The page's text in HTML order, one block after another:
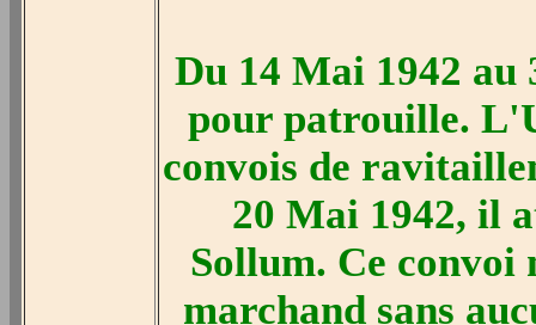
Du 14 Mai 1942 au
pour patrouille.
convois de
20 Mai 1942, il
Sollum. Ce convoi
marchand sans